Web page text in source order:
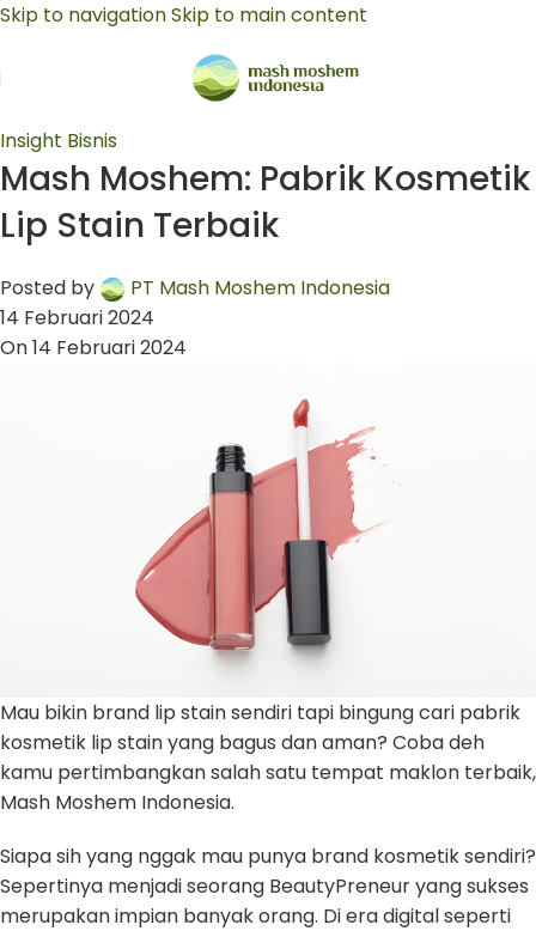
Skip to navigationSkip to main content
Insight Bisnis
Mash Moshem: Pabrik Kosmetik
Lip Stain Terbaik
Posted by
PT Mash Moshem Indonesia
14 Februari 2024
On 14 Februari 2024
Mau bikin brand lip stain sendiri tapi bingung cari pabrik
kosmetik lip stainyang bagus dan aman? Coba deh
kamu pertimbangkan salah satu tempat maklon terbaik,
Mash Moshem Indonesia.
Siapa sih yang nggak mau punya brand kosmetik sendiri?
Sepertinya menjadi seorang BeautyPreneur yang sukses
merupakan impian banyak orang. Di era digital seperti